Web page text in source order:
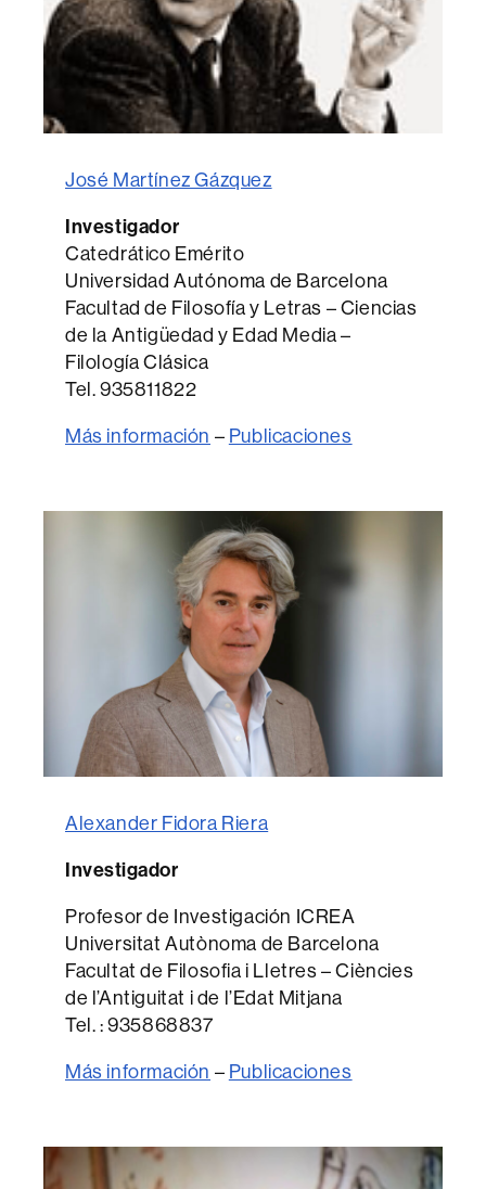
José Martínez Gázquez
Investigador
Catedrático Emérito
Universidad Autónoma de Barcelona
Facultad de Filosofía y Letras – Ciencias
de la Antigüedad y Edad Media –
Filología Clásica
Tel. 935811822
Más información – Publicaciones
Alexander Fidora Riera
Investigador
Profesor de Investigación ICREA
Universitat Autònoma de Barcelona
Facultat de Filosofia i Lletres – Ciències
de l’Antiguitat i de l’Edat Mitjana
Tel. : 935868837
Más información – Publicaciones